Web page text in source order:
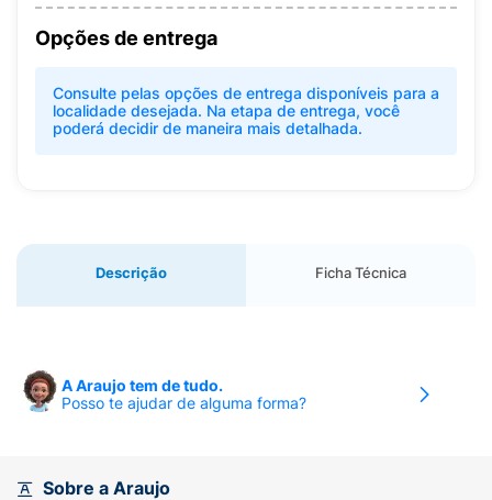
Opções de entrega
Consulte pelas opções de entrega disponíveis para a
localidade desejada. Na etapa de entrega, você
poderá decidir de maneira mais detalhada.
Descrição Ficha Técnica
A Araujo tem de tudo.
Posso te ajudar de alguma forma?
Sobre a Araujo